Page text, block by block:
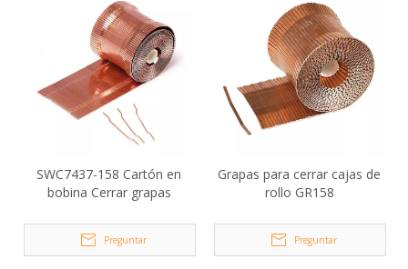
SWC7437-158 Cartón en
bobina Cerrar grapas
Preguntar
Grapas para cerrar cajas de
rollo GR158
Preguntar